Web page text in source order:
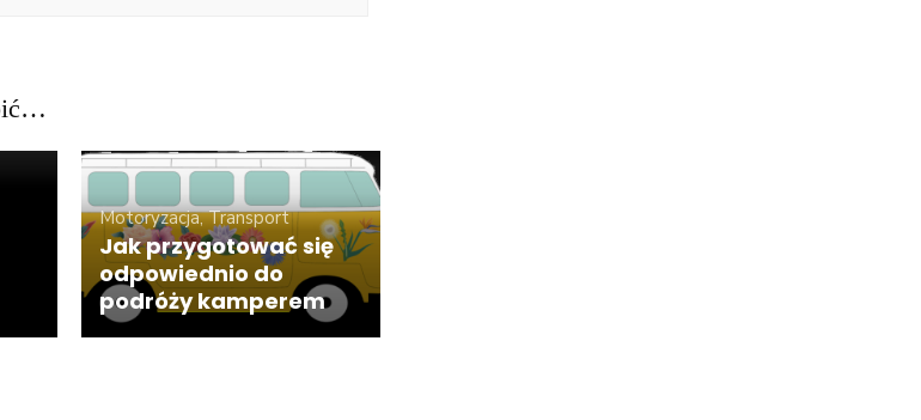
Motoryzacja, Transport
Jak przygotować się
odpowiednio do
podróży kamperem